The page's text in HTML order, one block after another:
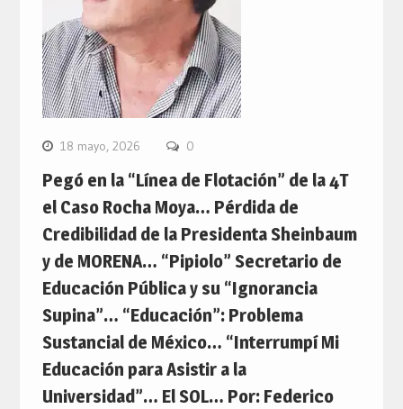
18 mayo, 2026 0
Pegó en la “Línea de Flotación” de la 4T
el Caso Rocha Moya… Pérdida de
Credibilidad de la Presidenta Sheinbaum
y de MORENA… “Pipiolo” Secretario de
Educación Pública y su “Ignorancia
Supina”… “Educación”: Problema
Sustancial de México… “Interrumpí Mi
Educación para Asistir a la
Universidad”… El SOL… Por: Federico